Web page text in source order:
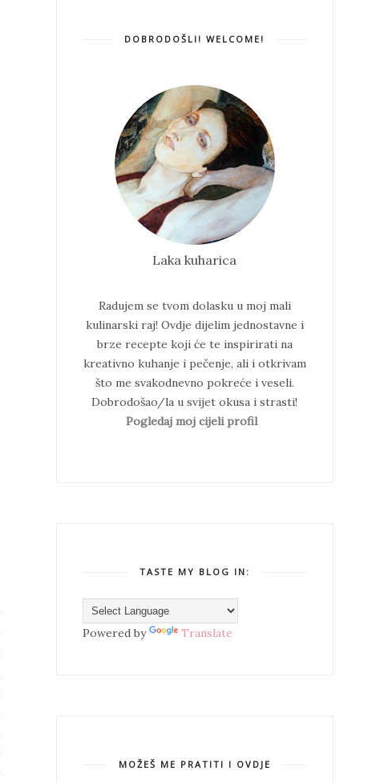
DOBRODOŠLI! WELCOME!
Laka kuharica
Radujem se tvom dolasku u moj mali
kulinarski raj! Ovdje dijelim jednostavne i
brze recepte koji će te inspirirati na
kreativno kuhanje i pečenje, ali i otkrivam
što me svakodnevno pokreće i veseli.
Dobrodošao/la u svijet okusa i strasti!
Pogledaj moj cijeli profil
TASTE MY BLOG IN:
Powered by Translate
MOŽEŠ ME PRATITI I OVDJE